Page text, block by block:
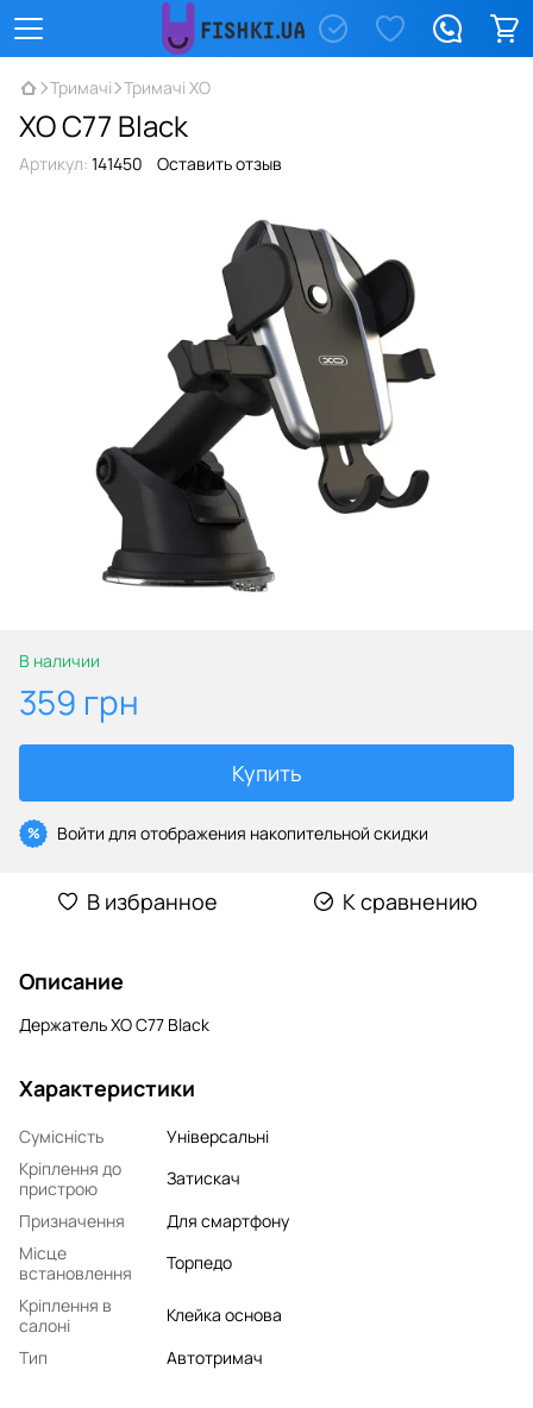
Тримачі Тримачі XO
XO C77 Black
Артикул: 141450 Оставить отзыв
В наличии
359 грн
Купить
% Войти для отображения накопительной скидки
В избранное К сравнению
Описание
Держатель XO C77 Black
Характеристики
Сумісність
Універсальні
Кріплення до
пристрою
Затискач
Призначення
Для смартфону
Місце
встановлення
Торпедо
Кріплення в
салоні
Клейка основа
Тип
Автотримач